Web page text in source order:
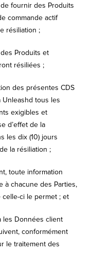
de fournir des Produits
commande actif
résiliation ;
Produits et
résiliées ;
des présentes CDS
Unleashd tous les
exigibles et
d’effet de la
les dix (10) jours
la résiliation ;
toute information
à chacune des Parties,
ci le permet ; et
les Données client
conformément
le traitement des